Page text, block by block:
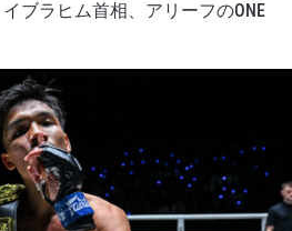
ブラヒム首相、アリーフのONE